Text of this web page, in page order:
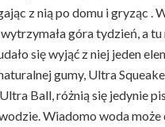
z nią po domu i gryząc
góra tydzień, a
się wyjąć z niej jeden
gumy, Ultra
Ball, różnią się jedynie
Wiadomo woda